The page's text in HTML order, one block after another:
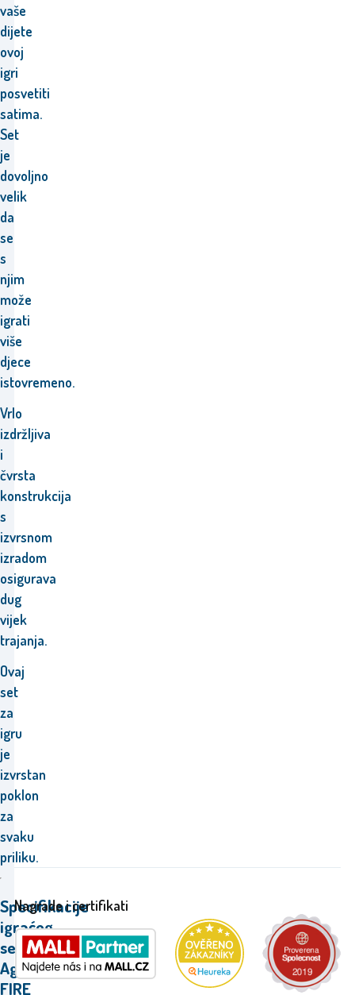
vaše
dijete
ovoj
igri
posvetiti
satima.
Set
je
dovoljno
velik
da
se
s
njim
može
igrati
više
djece
istovremeno.
Vrlo
izdržljiva
i
čvrsta
konstrukcija
s
izvrsnom
izradom
osigurava
dug
vijek
trajanja.
Ovaj
set
za
igru
je
izvrstan
poklon
za
svaku
priliku.
Specifikacije
igraćeg
seta
Aga4Kids
FIRE
Nagrade i certifikati